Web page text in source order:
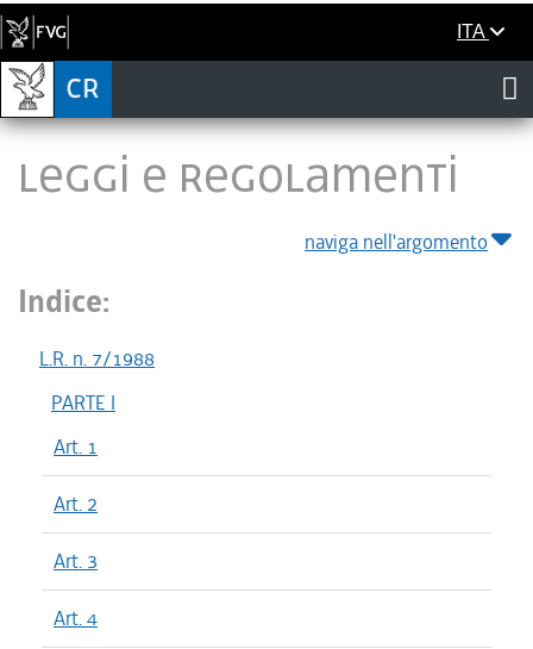
ITA
LEGGI E REGOLAMENTI
naviga nell'argomento
Indice:
L.R. n. 7/1988
PARTE I
Art. 1
Art. 2
Art. 3
Art. 4